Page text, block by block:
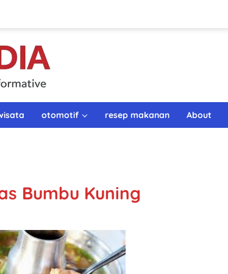
otomotif resep makanan About
Bumbu Kuning